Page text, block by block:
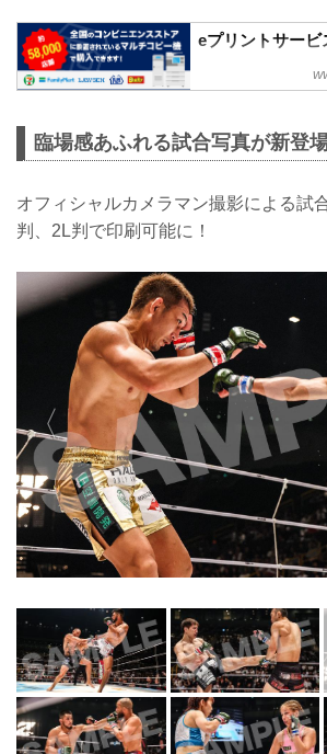
eプリントサービ
全国コンビニのコ
す
臨場感あふれる試合写真が新登場
オフィシャルカメラマン撮影による試
判、2L判で印刷可能に！